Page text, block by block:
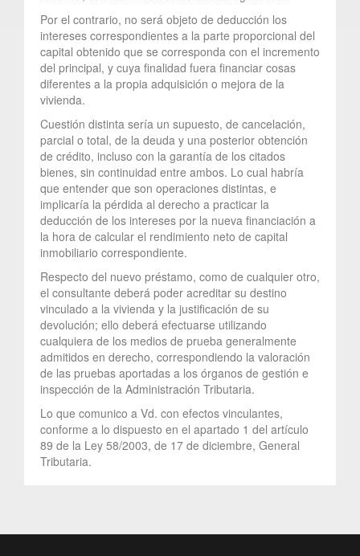
Por el contrario, no será objeto de deducción los
intereses correspondientes a la parte proporcional del
capital obtenido que se corresponda con el incremento
del principal, y cuya finalidad fuera financiar cosas
diferentes a la propia adquisición o mejora de la
vivienda.
Cuestión distinta sería un supuesto, de cancelación,
parcial o total, de la deuda y una posterior obtención
de crédito, incluso con la garantía de los citados
bienes, sin continuidad entre ambos. Lo cual habría
que entender que son operaciones distintas, e
implicaría la pérdida al derecho a practicar la
deducción de los intereses por la nueva financiación a
la hora de calcular el rendimiento neto de capital
inmobiliario correspondiente.
Respecto del nuevo préstamo, como de cualquier otro,
el consultante deberá poder acreditar su destino
vinculado a la vivienda y la justificación de su
devolución; ello deberá efectuarse utilizando
cualquiera de los medios de prueba generalmente
admitidos en derecho, correspondiendo la valoración
de las pruebas aportadas a los órganos de gestión e
inspección de la Administración Tributaria.
Lo que comunico a Vd. con efectos vinculantes,
conforme a lo dispuesto en el apartado 1 del artículo
89 de la Ley 58/2003, de 17 de diciembre, General
Tributaria.